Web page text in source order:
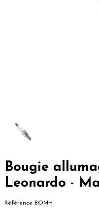
Bougie
Leonardo -
Référence BOMH